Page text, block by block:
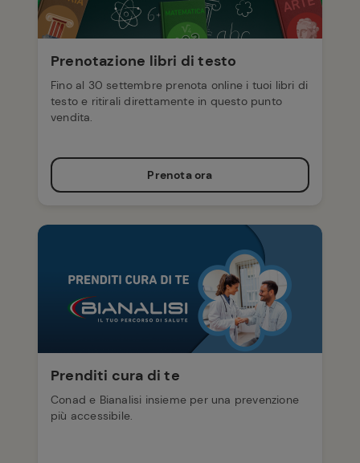
Prenotazione libri di testo
Fino al 30 settembre prenota online i tuoi libri di
testo e ritirali direttamente in questo punto
vendita.
Prenota ora
Prenditi cura di te
Conad e Bianalisi insieme per una prevenzione
più accessibile.